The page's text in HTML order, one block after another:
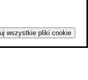
wszystkie pliki cookie